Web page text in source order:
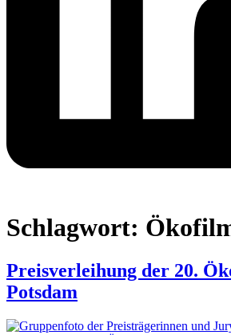
Schlagwort:
Preisverleihung der 20.
Potsdam